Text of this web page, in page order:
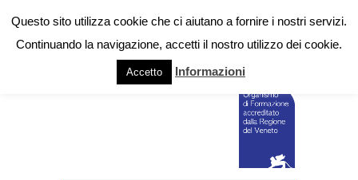
Questo sito utilizza cookie che ci aiutano a fornire i nostri servizi.
Continuando la navigazione, accetti il nostro utilizzo dei cookie.
Accetto Informazioni